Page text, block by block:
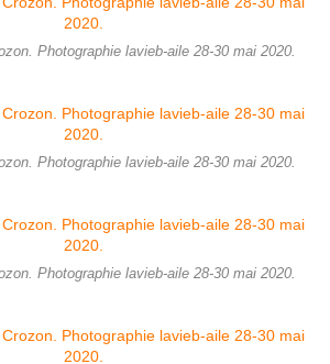
Photographie lavieb-aile 28-30 mai 2020.
Photographie lavieb-aile 28-30 mai 2020.
Photographie lavieb-aile 28-30 mai 2020.